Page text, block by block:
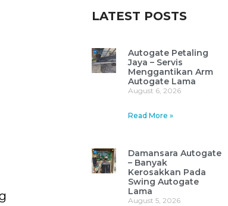
LATEST POSTS
Autogate Petaling
Jaya – Servis
Menggantikan Arm
Autogate Lama
August 6, 2026
Read More »
Damansara Autogate
– Banyak
Kerosakkan Pada
Swing Autogate
Lama
August 5, 2026